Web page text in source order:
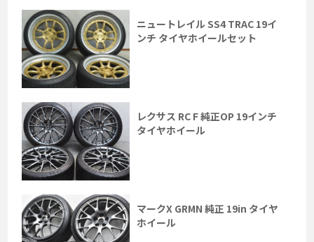
ニュートレイル SS4 TRAC 19イ
ンチ タイヤホイールセット
レクサス RC F 純正OP 19インチ
タイヤホイール
マークX GRMN 純正 19in タイヤ
ホイール